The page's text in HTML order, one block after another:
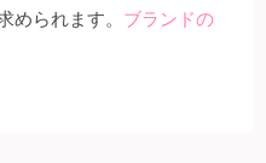
められます。 ブランドの